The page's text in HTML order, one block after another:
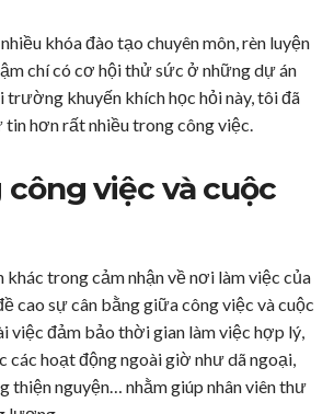
khóa đào tạo chuyên môn, rèn luyện
chí có cơ hội thử sức ở những dự án
trường khuyến khích học hỏi này, tôi đã
hơn rất nhiều trong công việc.
công việc và cuộc
trong cảm nhận về nơi làm việc của
cao sự cân bằng giữa công việc và cuộc
việc đảm bảo thời gian làm việc hợp lý,
các hoạt động ngoài giờ như dã ngoại,
thiện nguyện… nhằm giúp nhân viên thư